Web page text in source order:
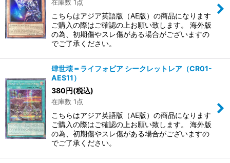
在庫数 1点
こちらはアジア英語版（AE版）の商品になります
ご購入の際はご確認の上お願い致します。 海外版
の為、初期傷やスレ傷がある場合がございますの
でご了承ください。
肆世壊＝ライフォビア シークレットレア（CR01-
AES11）
380円(税込)
在庫数 1点
こちらはアジア英語版（AE版）の商品になります
ご購入の際はご確認の上お願い致します。 海外版
の為、初期傷やスレ傷がある場合がございますの
でご了承ください。